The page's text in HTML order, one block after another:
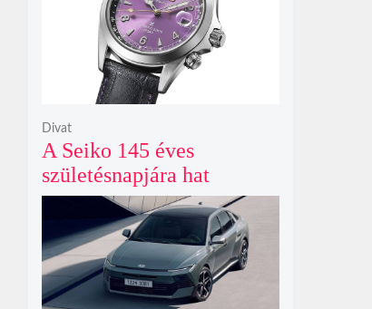
A Seiko 145 éves
születésnapjára hat
limitált kiadású Edo-lila
számlapos modellt hozott
ki
Divat